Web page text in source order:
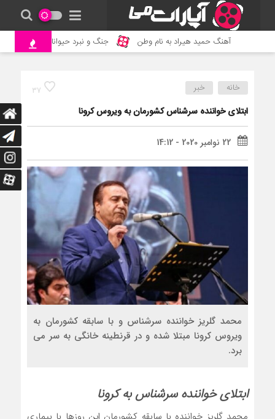
آهنگ حمید هیراد به نام وطن جنگ و نبرد حیوانات وحشی –
37 خانه خبر
ابتلای خواننده سرشناس کشورمان به ویروس کرونا
22 نوامبر 2020 - 14:12
محمد گلریز خواننده سرشناس و با سابقه کشورمان به
ویروس کرونا مبتلا شده و در قرنطینه خانگی به سر می
برد.
ابتلای خواننده سرشناس به کرونا